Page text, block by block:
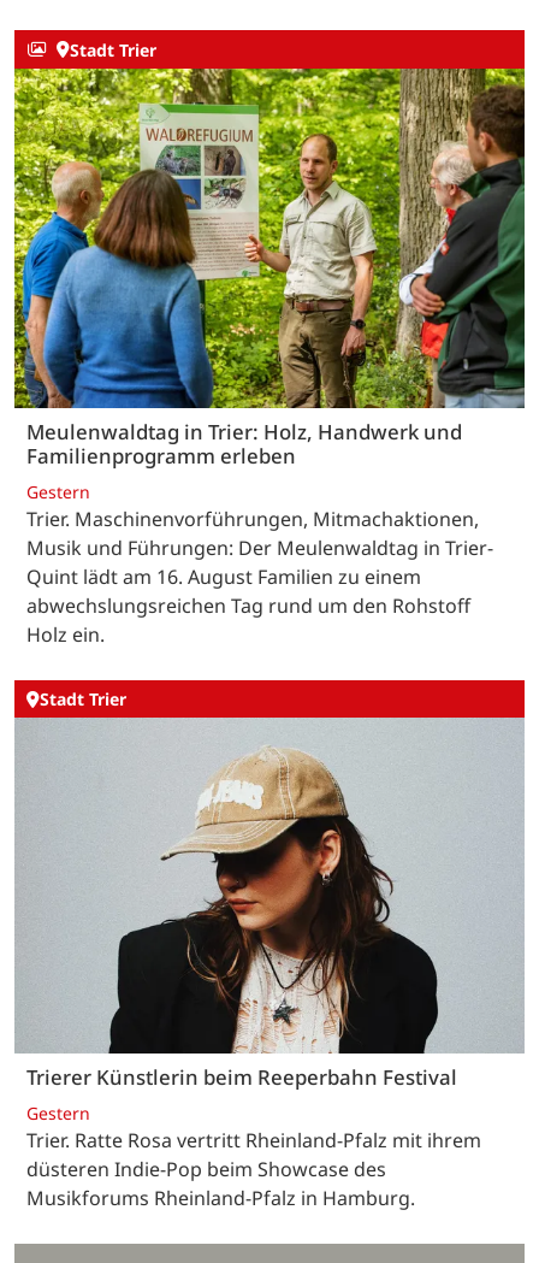
Stadt Trier
Meulenwaldtag in Trier: Holz, Handwerk und
Familienprogramm erleben
Gestern
Trier. Maschinenvorführungen, Mitmachaktionen,
Musik und Führungen: Der Meulenwaldtag in Trier-
Quint lädt am 16. August Familien zu einem
abwechslungsreichen Tag rund um den Rohstoff
Holz ein.
Stadt Trier
Trierer Künstlerin beim Reeperbahn Festival
Gestern
Trier. Ratte Rosa vertritt Rheinland-Pfalz mit ihrem
düsteren Indie-Pop beim Showcase des
Musikforums Rheinland-Pfalz in Hamburg.